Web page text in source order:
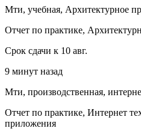
Мти, учебная, Архитектурное
Отчет по практике,
Срок сдачи к 10 авг.
9 минут назад
Мти, производственная,
Отчет по практике, Интернет
приложения